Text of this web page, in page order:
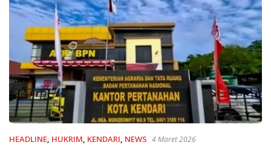
HEADLINE, HUKRIM, KENDARI, NEWS 4 Maret 2026